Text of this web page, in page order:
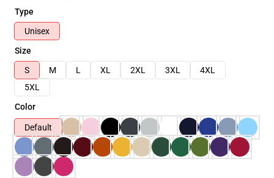
Type
Unisex
Size
S
M L XL 2XL 3XL
4XL
5XL
Color
Default